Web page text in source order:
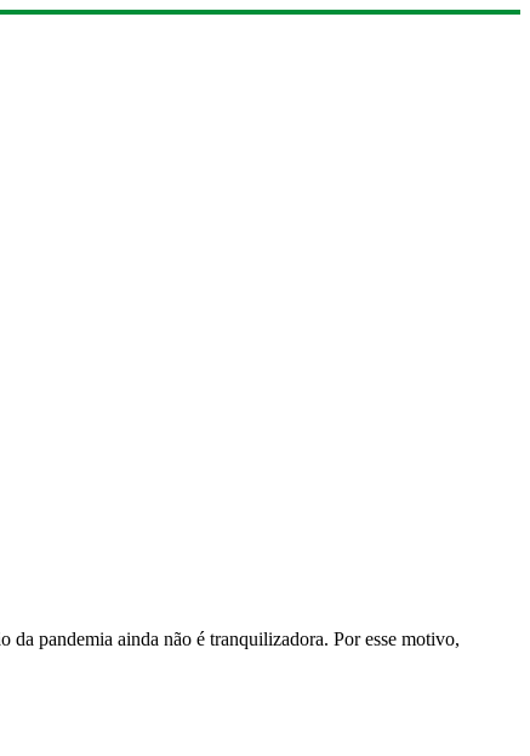
da pandemia ainda não é tranquilizadora. Por esse motivo,